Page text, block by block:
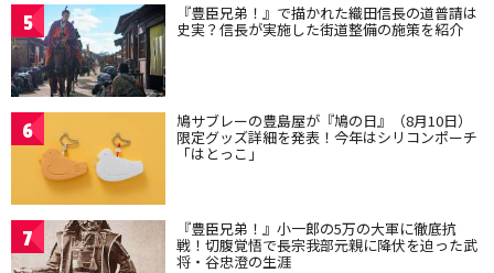
5 『豊臣兄弟！』で描かれた織田信長の道普請は
史実？信長が実施した街道整備の施策を紹介
6 鳩サブレーの豊島屋が『鳩の日』（8月10日）
限定グッズ詳細を発表！今年はシリコンポーチ
「はとっこ」
7 『豊臣兄弟！』小一郎の5万の大軍に徹底抗
戦！切腹覚悟で長宗我部元親に降伏を迫った武
将・谷忠澄の生涯